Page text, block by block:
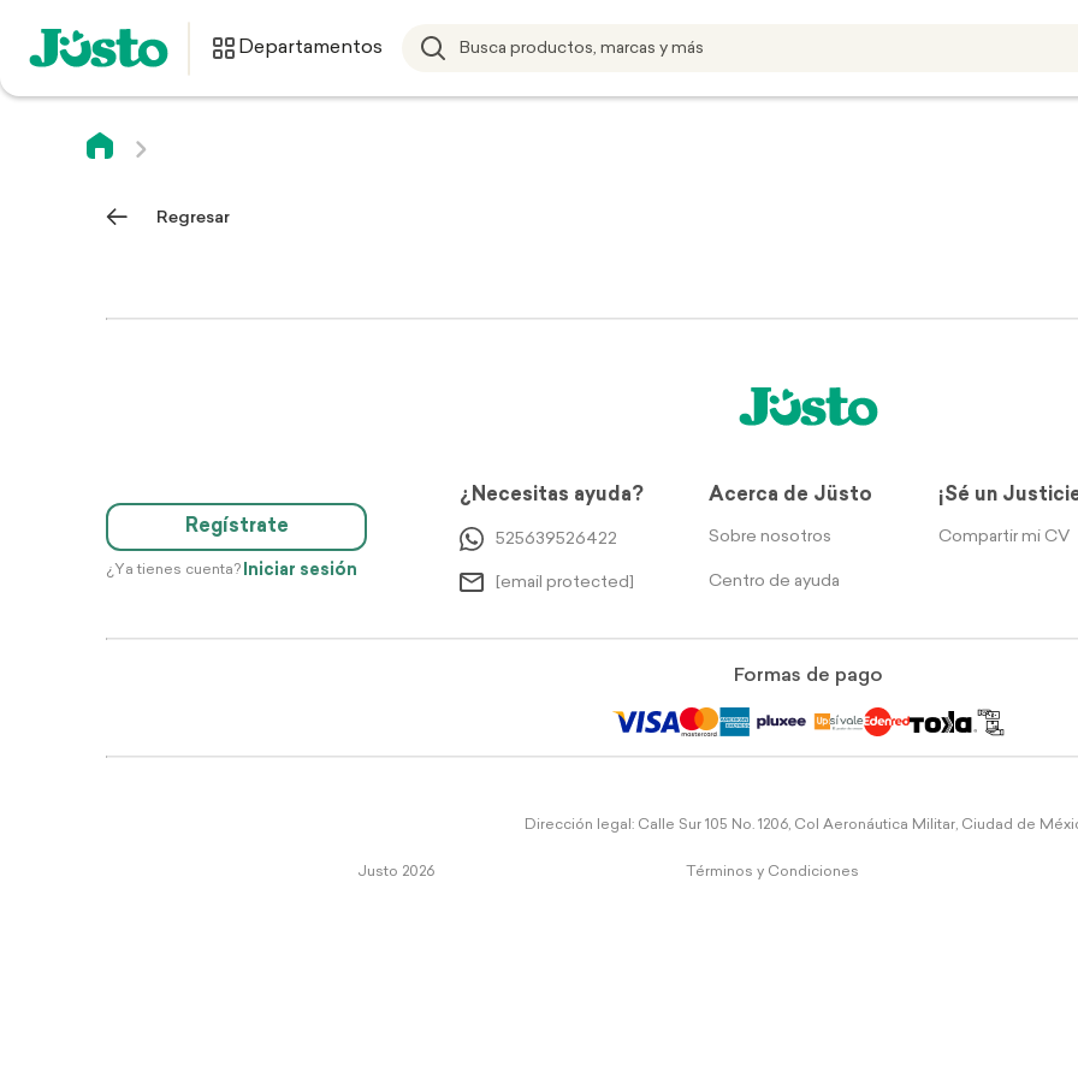
Departamentos
Regresar
Regístrate
¿Ya tienes cuenta? Iniciar sesión
¿Necesitas ayuda?
525639526422
[email protected]
Acerca de Jüsto
Sobre nosotros
Centro de ayuda
¡Sé un
Compartir mi CV
Formas de pago
Dirección legal: Calle Sur 105 No. 1206, Col Aeronáutica Militar, Ciudad de
Justo 2026 Términos y Condiciones